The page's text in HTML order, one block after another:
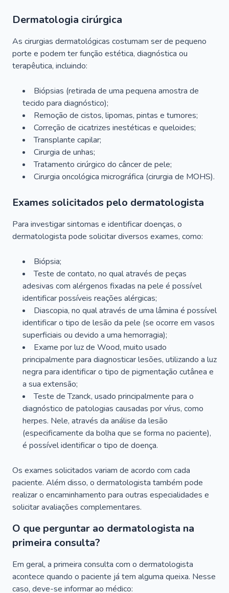
Dermatologia cirúrgica
As cirurgias dermatológicas costumam ser de pequeno
porte e podem ter função estética, diagnóstica ou
terapêutica, incluindo:
Biópsias (retirada de uma pequena amostra de
tecido para diagnóstico);
Remoção de cistos, lipomas, pintas e tumores;
Correção de cicatrizes inestéticas e queloides;
Transplante capilar;
Cirurgia de unhas;
Tratamento cirúrgico do câncer de pele;
Cirurgia oncológica micrográfica (cirurgia de MOHS).
Exames solicitados pelo dermatologista
Para investigar sintomas e identificar doenças, o
dermatologista pode solicitar diversos exames, como:
Biópsia;
Teste de contato, no qual através de peças
adesivas com alérgenos fixadas na pele é possível
identificar possíveis reações alérgicas;
Diascopia, no qual através de uma lâmina é possível
identificar o tipo de lesão da pele (se ocorre em vasos
superficiais ou devido a uma hemorragia);
Exame por luz de Wood, muito usado
principalmente para diagnosticar lesões, utilizando a luz
negra para identificar o tipo de pigmentação cutânea e
a sua extensão;
Teste de Tzanck, usado principalmente para o
diagnóstico de patologias causadas por vírus, como
herpes. Nele, através da análise da lesão
(especificamente da bolha que se forma no paciente),
é possível identificar o tipo de doença.
Os exames solicitados variam de acordo com cada
paciente. Além disso, o dermatologista também pode
realizar o encaminhamento para outras especialidades e
solicitar avaliações complementares.
O que perguntar ao dermatologista na
primeira consulta?
Em geral, a primeira consulta com o dermatologista
acontece quando o paciente já tem alguma queixa. Nesse
caso, deve-se informar ao médico: